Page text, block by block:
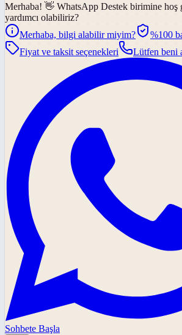
Merhaba! 👋 WhatsApp Destek birimine hoş
yardımcı olabiliriz?
Merhaba, bilgi alabilir miyim?
%100
Fiyat ve taksit seçenekleri
Lütfen beni
Sohbete Başla